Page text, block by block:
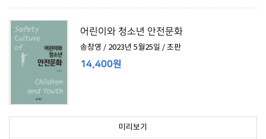
어린이와 청소년 안전문화
송창영 / 2023년 5월25일 / 초판
14,400원
미리보기